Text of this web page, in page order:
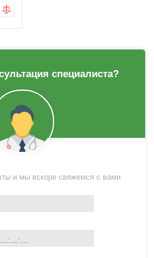
специалиста?
и мы вскоре свяжемся с вами